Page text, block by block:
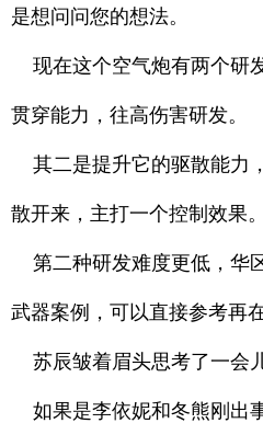
是想问问您的想法。
现在这个空气炮有两个研
贯穿能力，往高伤害研发。
其二是提升它的驱散能力
散开来，主打一个控制效果。
第二种研发难度更低，华
武器案例，可以直接参考再
苏辰皱着眉头思考了一会儿
如果是李依妮和冬熊刚出